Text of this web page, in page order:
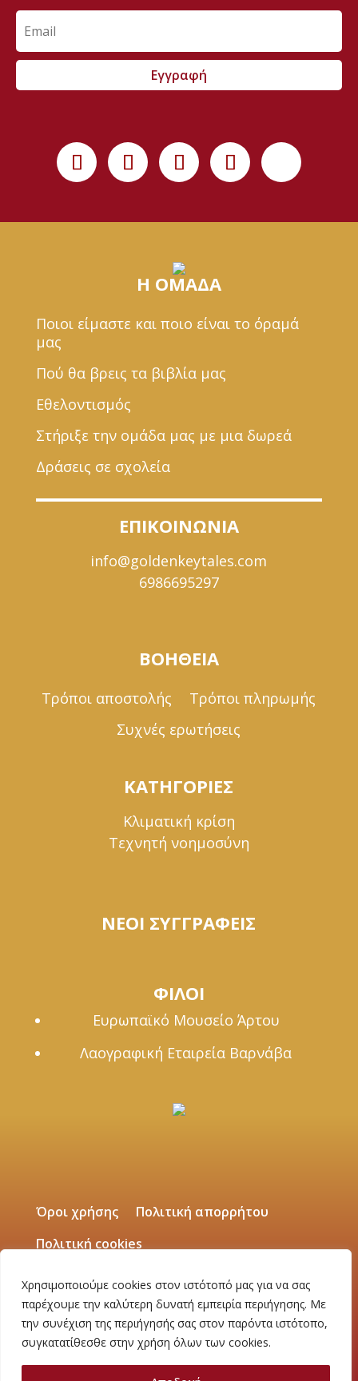
Χρησιμοποιούμε cookies στον ιστότοπό μας για να σας
παρέχουμε την καλύτερη δυνατή εμπειρία περιήγησης. Με
την συνέχιση της περιήγησής σας στον παρόντα ιστότοπο,
συγκατατίθεσθε στην χρήση όλων των cookies.
Εγγραφή
Η ΟΜΑΔΑ
Ποιοι είμαστε και ποιο είναι το όραμά
μας
Πού θα βρεις τα βιβλία μας
Εθελοντισμός
Στήριξε την ομάδα μας με μια δωρεά
Δράσεις σε σχολεία
ΕΠΙΚΟΙΝΩΝΙΑ
info@goldenkeytales.com
6986695297
ΒΟΗΘΕΙΑ
Τρόποι αποστολής
Τρόποι πληρωμής
Συχνές ερωτήσεις
ΚΑΤΗΓΟΡΙΕΣ
Κλιματική κρίση
Τεχνητή νοημοσύνη
ΝΕΟΙ ΣΥΓΓΡΑΦΕΙΣ
ΦΙΛΟΙ
Ευρωπαϊκό Μουσείο Άρτου
Λαογραφική Εταιρεία Βαρνάβα
Όροι χρήσης
Πολιτική απορρήτου
Πολιτική cookies
Για επιχειρήσεις και εταιρείες
Επικοινωνία